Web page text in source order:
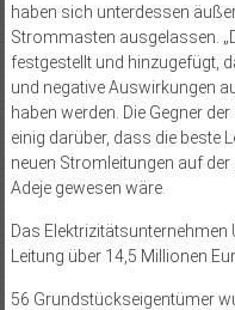
haben sich unterdessen
Strommasten ausgelassen.
festgestellt und hinzugefügt,
und negative Auswirkungen
haben werden. Die Gegner
einig darüber, dass die beste
neuen Stromleitungen auf
Adeje gewesen wäre.
Das
Leitung über 14,5 Millionen
56 Grundstückseigentümer